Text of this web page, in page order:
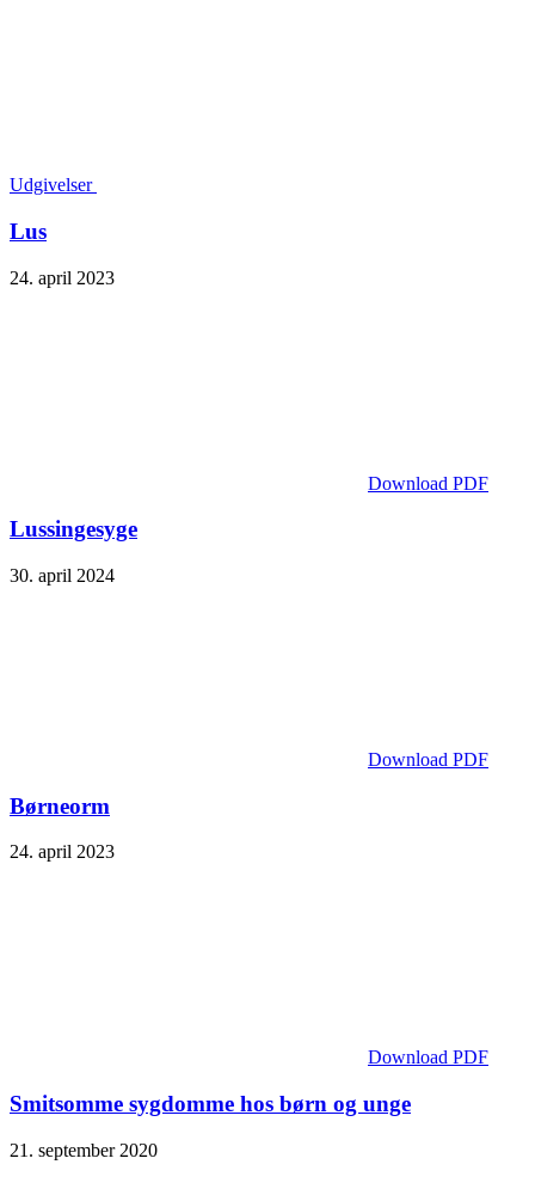
Udgivelser
Lus
24. april 2023
Download PDF
Lussingesyge
30. april 2024
Download PDF
Børneorm
24. april 2023
Download PDF
Smitsomme sygdomme hos børn og unge
21. september 2020